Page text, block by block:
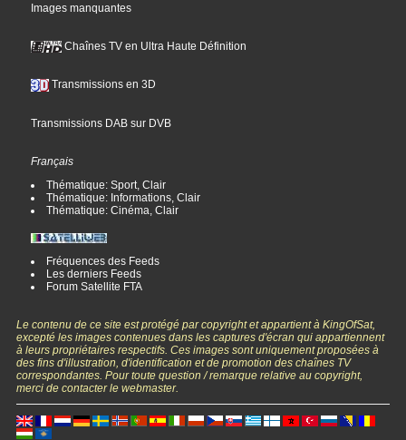
Images manquantes
Chaînes TV en Ultra Haute Définition
Transmissions en 3D
Transmissions DAB sur DVB
Français
Thématique: Sport, Clair
Thématique: Informations, Clair
Thématique: Cinéma, Clair
Fréquences des Feeds
Les derniers Feeds
Forum Satellite FTA
Le contenu de ce site est protégé par copyright et appartient à KingOfSat,
excepté les images contenues dans les captures d'écran qui appartiennent
à leurs propriétaires respectifs. Ces images sont uniquement proposées à
des fins d'illustration, d'identification et de promotion des chaînes TV
correspondantes. Pour toute question / remarque relative au copyright,
merci de contacter le webmaster.